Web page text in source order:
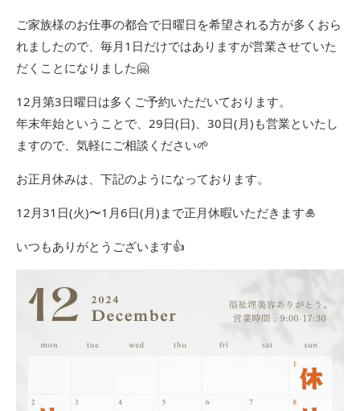
ご家族様のお仕事の都合で日曜日を希望される方が多くおら
れましたので、毎月1日だけではありますが営業させていた
だくことになりました🤗
12月第3日曜日は多くご予約いただいております。
年末年始ということで、29日(日)、30日(月)も営業といたし
ますので、気軽にご相談ください🌱
お正月休みは、下記のようになっております。
12月31日(火)〜1月6日(月)まで正月休暇いただきます🎍
いつもありがとうございます👍